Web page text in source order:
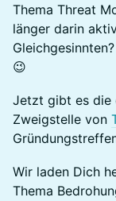
Thema Threat
länger darin
😉
Jetzt gibt es die
Zweigstelle von
Wir laden Dich
Thema